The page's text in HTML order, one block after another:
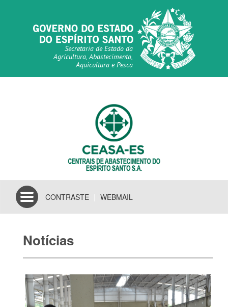
Secretaria de Estado da
Agricultura, Abastecimento,
Aquicultura e Pesca
Toggle
navigation
CONTRASTE WEBMAIL
Notícias